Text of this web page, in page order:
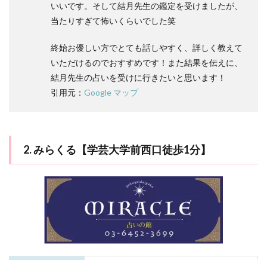
いいです。そして結月先生の鑑定を受けましたが、
当たりすぎて怖いくらいでした笑
終始お優しい方でとても話しやすく、詳しく教えて
いただけるのでおすすめです！また結果を伝えに、
結月先生の占いを受けに行きたいと思います！
引用元： Google マップ
2. みらくる【学芸大学前西口徒歩1分】